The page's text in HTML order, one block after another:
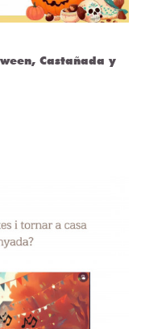
Castañada y